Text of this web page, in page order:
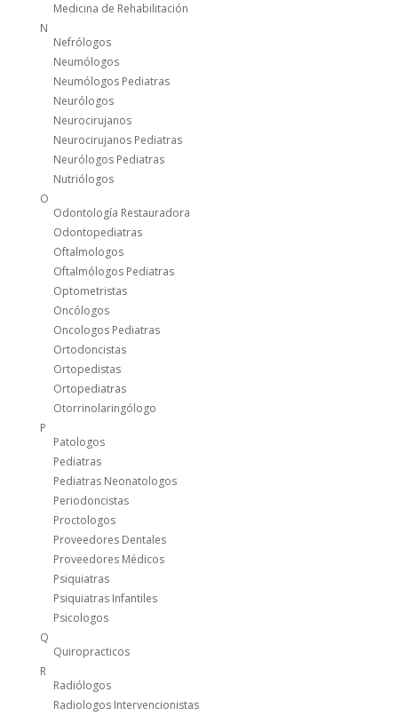
Medicina de Rehabilitación
N
Nefrólogos
Neumólogos
Neumólogos Pediatras
Neurólogos
Neurocirujanos
Neurocirujanos Pediatras
Neurólogos Pediatras
Nutriólogos
O
Odontología Restauradora
Odontopediatras
Oftalmologos
Oftalmólogos Pediatras
Optometristas
Oncólogos
Oncologos Pediatras
Ortodoncistas
Ortopedistas
Ortopediatras
Otorrinolaringólogo
P
Patologos
Pediatras
Pediatras Neonatologos
Periodoncistas
Proctologos
Proveedores Dentales
Proveedores Médicos
Psiquiatras
Psiquiatras Infantiles
Psicologos
Q
Quiropracticos
R
Radiólogos
Radiologos Intervencionistas